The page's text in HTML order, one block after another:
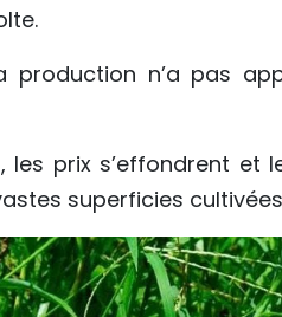
production n’a pas
les prix s’effondrent et
superficies